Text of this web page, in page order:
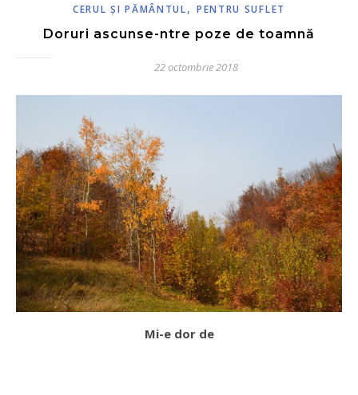
CERUL ŞI PĂMÂNTUL, PENTRU SUFLET
Doruri ascunse-ntre poze de toamnă
22 octombrie 2018
Mi-e dor de